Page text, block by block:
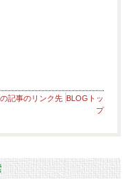
の記事のリンク先 BLOGトッ
プ